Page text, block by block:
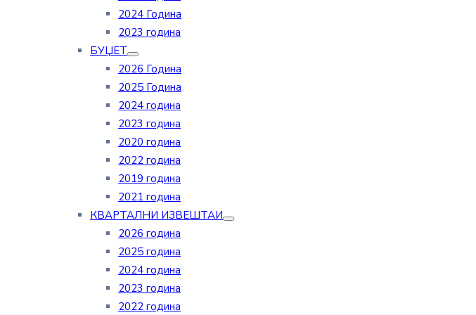
2024 Година
2023 година
БУЏЕТ
2026 Година
2025 Година
2024 година
2023 година
2020 година
2022 година
2019 година
2021 година
КВАРТАЛНИ ИЗВЕШТАИ
2026 година
2025 година
2024 година
2023 година
2022 година